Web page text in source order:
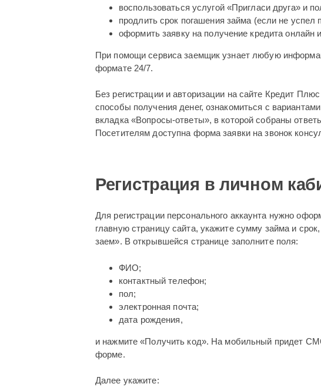
воспользоваться услугой «Пригласи друга» и
продлить срок погашения займа (если не успел
оформить заявку на получение кредита онлайн
При помощи сервиса заемщик узнает любую
формате 24/7.
Без регистрации и авторизации на сайте Кредит
способы получения денег, ознакомиться с
вкладка «Вопросы-ответы», в которой собраны
Посетителям доступна форма заявки на звонок
Регистрация в личном
Для регистрации персонального аккаунта нужно
главную страницу сайта, укажите сумму займа и
заем». В открывшейся странице заполните поля:
ФИО;
контактный телефон;
пол;
электронная почта;
дата рождения,
и нажмите «Получить код». На мобильный придет
форме.
Далее укажите: